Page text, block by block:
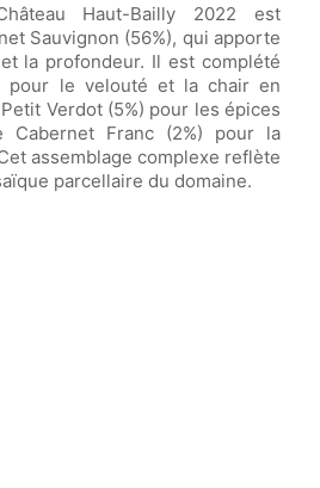
Haut-Bailly 2022 est
Sauvignon (56%), qui apporte
la profondeur. Il est complété
pour le velouté et la chair en
Verdot (5%) pour les épices
Franc (2%) pour la
assemblage complexe reflète
parcellaire du domaine.